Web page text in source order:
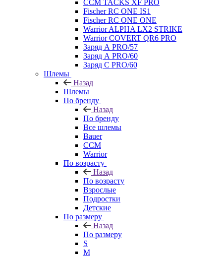
CCM TACKS XF PRO
Fischer RC ONE IS1
Fischer RC ONE ONE
Warrior ALPHA LX2 STRIKE
Warrior COVERT QR6 PRO
Заряд А PRO/57
Заряд А PRO/60
Заряд С PRO/60
Шлемы
Назад
Шлемы
По бренду
Назад
По бренду
Все шлемы
Bauer
CCM
Warrior
По возрасту
Назад
По возрасту
Взрослые
Подростки
Детские
По размеру
Назад
По размеру
S
M